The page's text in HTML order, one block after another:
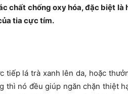
chất chống oxy hóa, đặc biệt là
tia cực tím.
tiếp lá trà xanh lên da, hoặc
thì nó đều giúp ngăn chặn thiệt